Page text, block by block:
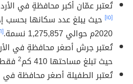
تُعتبر عمّان أكبر محافظةٍ في
[١٥] حيث يبلغ عدد سكانها بحسب
2020م حوالي 1,275,857 نسمة.
[١٦]
تُعتبر جرش أصغر محافظةٍ في
حيث تبلغ مساحتها 410 كم
2
تُعتبر الطفيلة أصغر محافظة